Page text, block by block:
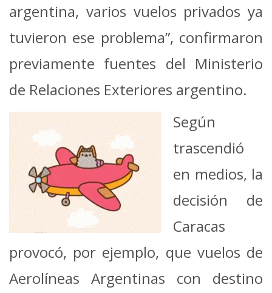
argentina, varios vuelos privados ya
tuvieron ese problema”, confirmaron
previamente fuentes del Ministerio
de Relaciones Exteriores argentino.
Según
trascendió
en medios, la
decisión de
Caracas
provocó, por ejemplo, que vuelos de
Aerolíneas Argentinas con destino